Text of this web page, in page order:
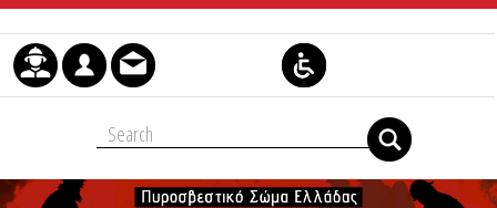
Μετάβαση στο περιεχόμενο